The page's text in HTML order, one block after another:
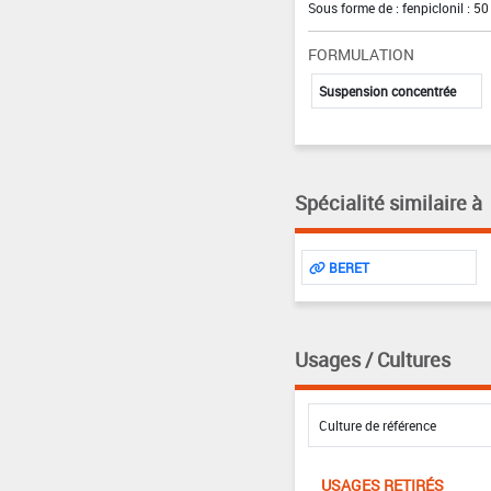
Sous forme de : fenpiclonil :
FORMULATION
Suspension concentrée
Spécialité similaire à
BERET
Usages / Cultures
USAGES RETIRÉS